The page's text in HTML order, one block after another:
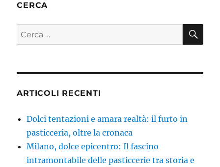
CERCA
Cerca:
ARTICOLI RECENTI
Dolci tentazioni e amara realtà: il furto in
pasticceria, oltre la cronaca
Milano, dolce epicentro: Il fascino
intramontabile delle pasticcerie tra storia e